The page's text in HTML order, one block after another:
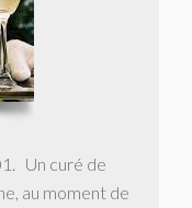
Un curé de
au moment de